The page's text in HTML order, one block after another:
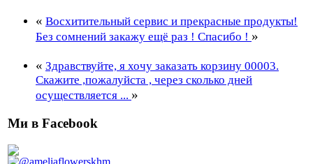
« Восхитительный сервис и прекрасные продукты!
Без сомнений закажу ещё раз ! Спасибо ! »
« Здравствуйте, я хочу заказать корзину 00003.
Скажите ,пожалуйста , через сколько дней
осуществляется ... »
Ми в Facebook